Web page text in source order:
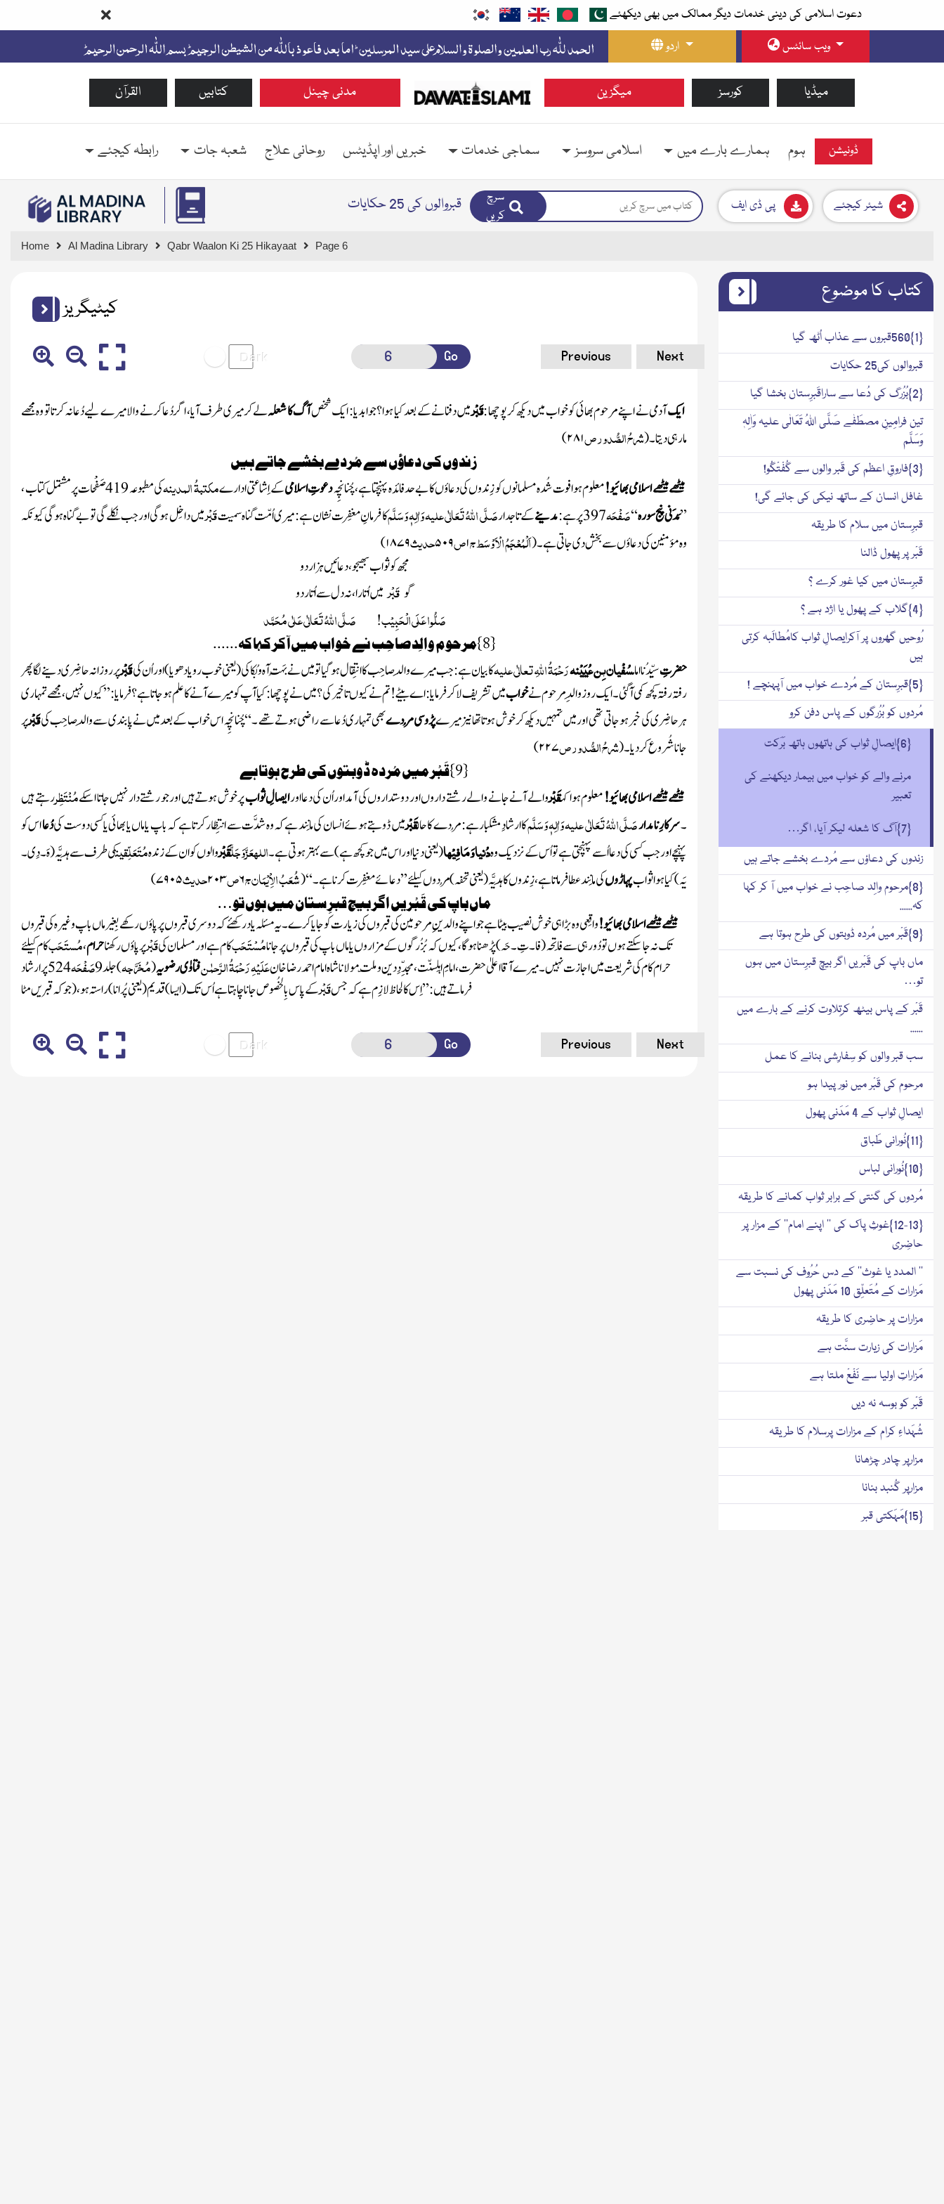
دعوت اسلامی کی دینی خدمات دیگر ممالک میں بھی دیکھئے
اردو
ویب سائٹس
القرآن کتابیں مدنی چینل میگزین کورسز میڈیا
ہوم ہمارے بارے میں اسلامی سروسز سماجی خدمات خبریں اور اپڈیٹس روحانی علاج شعبہ جات رابطہ کیجئے ڈونیشن
قبروالوں کی 25 حکایات
سرچ
کریں
پی ڈی ایف شیئر کیجئے
Home Al Madina Library Qabr Waalon Ki 25 Hikayaat Page 6
کیٹیگریز
Go Previous Next
ایکآدمی نے اپنے مرحوم بھائی کو خواب میں دیکھ کرپوچھا :قَبْرمیں دفنانے کے بعد کیا ہوا؟جوابدیا : ایک شخصآگ کا شعلہلے کر میری طرف آیا، اگر دُعا کرنے والا میرے لیے دُعا نہ کرتا تو وہ مجھے
مارہی دیتا ۔(شرحُ الصُّدور ص۲۸۱)
زندوں کی دعاؤں سے مُردے بخشے جاتے ہیں
میٹھے میٹھے اسلامی بھائیو!معلوم ہوا فوت شُدہ مسلمانوں کو زِندوں کی دعاؤں کا بے حد فائدہ پہنچتا ہے ، چُنانچِہدعوتِ اسلامیکے اِشاعتی ادارےمکتبۃُ المدینہکی مطبوعہ419صَفْحات پر مشتمل کتاب ،
’’مَدَنی پنج سورہ‘‘صَفْحَہ397پر ہے :مدینےکے تاجدارصَلَّی اللہُ تَعَالٰی علیہ وَاٰلِہٖ وَسَلَّمکا فرمانِ مغفِرت نشان ہے:میری اُمّت گناہ سمیتقَبْرمیں داخِل ہوگی اور جب نکلے گی تو بے گناہ ہوگی کیونکہ
وہ مؤمنین کی دعاؤں سے بخش دی جاتی ہے ۔(اَلْمُعْجَمُ الْاَ وْسَط ج۱ص۵۰۹حدیث۱۸۷۹)
مجھ کو ثواب بھیجو، دعائیں ہزار دو
گوقَبْر میں اُتارا ، نہ دل سے اُتار دو
صَلُّوا عَلَی الْحَبِیْب! صَلَّی اللہُ تَعَالٰی عَلٰی مُحَمَّد
{
8
}مرحوم والِد صاحِب نے خواب میں آ کر کہا کہ......
حضرتِسیِّدُنا امامسُفْیان بِن عُیَیْنہرَحْمَۃُ اللہِ تعالٰی علیہکا بیان ہے : جب میرے والِدصاحِب کا انتِقال ہوگیا تومیں نے بَہُت آہ وبُکا کی(یعنی خوب رویا دھویا)اوراُن کیقَبْرپرروزانہ حاضِری دینے لگا پھر
رفتہ رفتہ کچھ کمی آ گئی ۔ ایک روزوالِدِ مرحوم نےخوابمیں تشریف لا کر فرمایا : اے بیٹے !تم نے کیوں تاخیر کی؟ میں نے پوچھا : کیا آپ کو میرے آنے کا علم ہوجاتاہے ؟ فرمایا : ’’ کیوں نہیں ، مجھے تمہاری
ہر حاضِری کی خبر ہو جاتی تھی اورمیں تمہیں دیکھ کر خوش ہوتاتھا نیز میرےپڑوسی مُردےبھی تمہاری دُعا سے راضی ہوتے تھے ۔ ‘‘چُنانچِہ اس خواب کے بعد میں نے پابندی سے والِد صاحِب کیقَبْرپر
جانا شُروع کردیا ۔(شرحُ الصُّدور ص۲۲۷)
{
9
}قَبْر میں مُردہ ڈوبتوں کی طرح ہوتا ہے
میٹھے میٹھے اسلامی بھائیو!معلوم ہوا کہقَبْروالے آنے جانے والے رشتے داروں اور دوستداروں کی آمد اوراُن کی دعااورایصالِ ثوابپر خوش ہوتے ہیں اور جو رشتے دار نہیں جاتا اسکےمُنْتَظِررہتے ہیں
۔سرکارِ نامدارصَلَّی اللہُ تَعَالٰی علیہ وَاٰلِہٖ وَسَلَّمکا ارشادِ مشکبار ہے : مُردے کا حالقَبْرمیں ڈوبتے ہوئے انسان کی مانِند ہے کہ وہ شدَّت سے انتِظار کرتا ہے کہ باپ یا ماں یا بھائی یاکسی دوست کیدُعااس کو
پہنچے اور جب کسی کی دعا اُسے پہنچتی ہے تو اُس کے نزدیک وہدُنیا وَمَافِیْھا(یعنی دنیا اور اس میں جو کچھ ہے )سے بہتر ہوتی ہے ۔اللہعَزَّوَجَلَّقَبْروالوں کو ان کے زندہمُتَعَلِّقینکی طرف سے ہَدیَّہ(ہَ ۔ دِی ۔
یَہ)کیا ہوا ثوابپہاڑوںکی مانِند عطا فرماتا ہے ، زِندوں کا ہَدیَّہ(یعنی تحفہ)مُردوں کیلئے ’’ دعائے مغفِرت کرنا ہے ۔ ‘‘(شُعَبُ الاِْیْمَان ج۶ص۲۰۳حدیث۷۹۰۵)
ماں باپ کی قَبْریں اگر بیچ قبرِستان میں ہوں تو…
میٹھے میٹھے اسلامی بھائیو!واقِعی وہ بڑا ہی خوش نصیب بیٹا ہے جو اپنے والدینِ مرحومین کی قبروں کی زیارت کو جایا کرے ۔ یہ مسئلہ یاد رکھئے کہ دوسری قبر وں پر پاؤں رکھے بِغیرماں باپ وغیرہ کی قبروں
تک نہ جا سکتے ہوں تودُور ہی سے فاتِحہ(فا ۔ تِ ۔ حَہ)پڑھنا ہو گا، کیوں کہ بُزُرگوں کے مزاروں یا ماں باپ کی قبروں پر جانامُسْتَحَبکام ہے اور مسلمان کیقَبْرپر پاؤں رکھناحرام،مُستَحَبکام کیلئے
حرام کام کی شریعت میں اجازت نہیں ۔ میرے آقااعلیٰ حضرت ، امامِ اہلِسنّت ، مجدِّدِ دین وملّت مولانا شاہ امام احمد رضاخانعَلَیْہِرَحْمَۃُ الرَّحمٰنفتاوٰی رضویہ(مُخَرَّجہ)جلد9صَفْحَہ524پرارشاد
فرماتے ہیں : ’’اِس کا لحاظ لازِم ہے کہ جسقَبْرکے پاس بِالخُصوص جاناچاہتا ہے اُس تک(ایسا)قدیم(یعنی پُرانا)راستہ ہو ،(جو کہ قبریں مٹا
Go Previous Next
کتاب کا موضوع
{1}560قبروں سے عذاب اُٹھ گیا
قبروالوں کی25 حکایات
{2}بُزُرگ کی دُعا سے ساراقَبرِستان بخشا گیا
تین فرامِینِ مصطَفٰے صَلَّی اللہُ تَعَالٰی علیہ وَاٰلِہٖ
وَسَلَّم
{3}فاروقِ اعظم کی قَبر والوں سے گُفْتْگُو!
غافل انسان کے ساتھ نیکی کی جائے گی!
قبرِستان میں سلام کا طریقہ
قَبْر پر پھول ڈالنا
قبرِستان میں کیا غور کرے ؟
{4}گلاب کے پھول یا اژد ہے ؟
رُوحیں گھروں پر آکرایصالِ ثواب کامُطالَبہ کرتی
ہیں
{5}قبرِستان کے مُردے خواب میں آپہنچے !
مُردوں کو بُزُرگوں کے پاس دفن کرو
{6}ایصالِ ثواب کی ہاتھوں ہاتھ بَرَکت
مرنے والے کو خواب میں بیمار دیکھنے کی
تعبیر
{7}آگ کا شعلہ لیکر آیا، اگر…
زندوں کی دعاؤں سے مُردے بخشے جاتے ہیں
{8}مرحوم والِد صاحِب نے خواب میں آ کر کہا
کہ......
{9}قَبْر میں مُردہ ڈوبتوں کی طرح ہوتا ہے
ماں باپ کی قَبْریں اگر بیچ قبرِستان میں ہوں
تو…
قَبْر کے پاس بیٹھ کرتِلاوت کرنے کے بارے میں
......
سب قبر والوں کو سِفارِشی بنانے کا عمل
مرحوم کی قَبْر میں نور پیدا ہو
ایصالِ ثواب کے 4 مَدَنی پھول
{11}نُورانی طَباق
{10}نُورانی لباس
مُردوں کی گنتی کے برابر ثواب کمانے کا طریقہ
{12-13}غوثِ پاک کی ’’ اپنے امام‘‘ کے مزار پر
حاضِری
’’ المدد یا غوث‘‘ کے دس حُرُوف کی نسبت سے
مَزارات کے مُتَعلِّق 10 مَدَنی پھول
مزارات پر حاضِری کا طریقہ
مَزارات کی زیارت سنَّت ہے
مَزاراتِ اولیا سے نَفْعْ ملتا ہے
قَبْر کو بوسہ نہ دیں
شُہَداءِ کرام کے مزارات پرسلام کا طریقہ
مزارپر چادر چڑھانا
مزارپر گُنبد بنانا
{15}مَہَکتی قبر